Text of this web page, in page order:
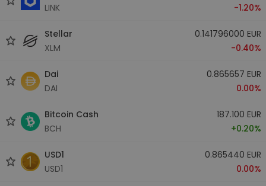
LINK
-1.20%
Stellar
XLM
0.141796000 EUR
-0.40%
Dai
DAI
0.865657 EUR
0.00%
Bitcoin Cash
BCH
187.100 EUR
+0.20%
USD1
USD1
0.865440 EUR
0.00%